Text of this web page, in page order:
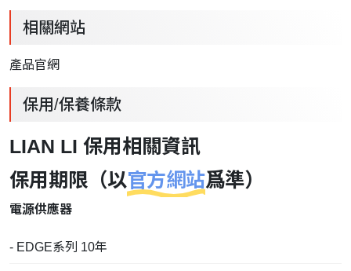
相關網站
產品官網
保用/保養條款
LIAN LI 保用相關資訊
保用期限（以官方網站爲準）
電源供應器
- EDGE系列 10年